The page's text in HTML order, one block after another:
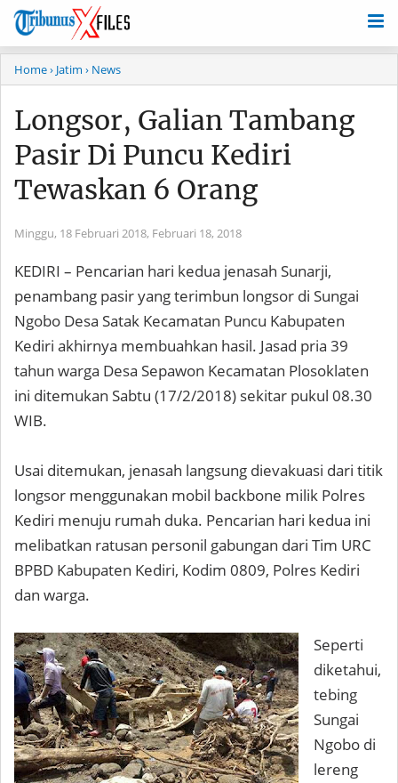
Home› Jatim › News
Longsor, Galian Tambang
Pasir Di Puncu Kediri
Tewaskan 6 Orang
Minggu, 18 Februari 2018, Februari 18, 2018
KEDIRI – Pencarian hari kedua jenasah Sunarji,
penambang pasir yang terimbun longsor di Sungai
Ngobo Desa Satak Kecamatan Puncu Kabupaten
Kediri akhirnya membuahkan hasil. Jasad pria 39
tahun warga Desa Sepawon Kecamatan Plosoklaten
ini ditemukan Sabtu (17/2/2018) sekitar pukul 08.30
WIB.
Usai ditemukan, jenasah langsung dievakuasi dari titik
longsor menggunakan mobil backbone milik Polres
Kediri menuju rumah duka. Pencarian hari kedua ini
melibatkan ratusan personil gabungan dari Tim URC
BPBD Kabupaten Kediri, Kodim 0809, Polres Kediri
dan warga.
Seperti
diketahui,
tebing
Sungai
Ngobo di
lereng